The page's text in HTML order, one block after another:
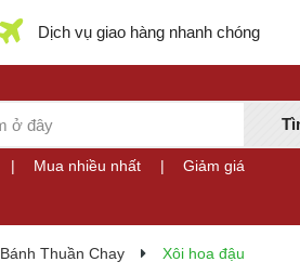
Dịch vụ giao hàng nhanh chóng
| Mua nhiều nhất | Giảm giá
Bánh Thuần Chay Xôi hoa đậu